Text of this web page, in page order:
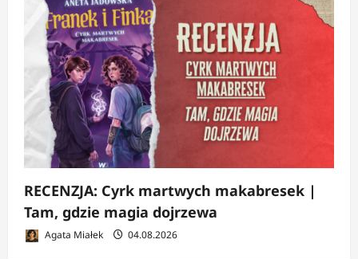
RECENZJA: Cyrk martwych makabresek |
Tam, gdzie magia dojrzewa
Agata Miałek 04.08.2026